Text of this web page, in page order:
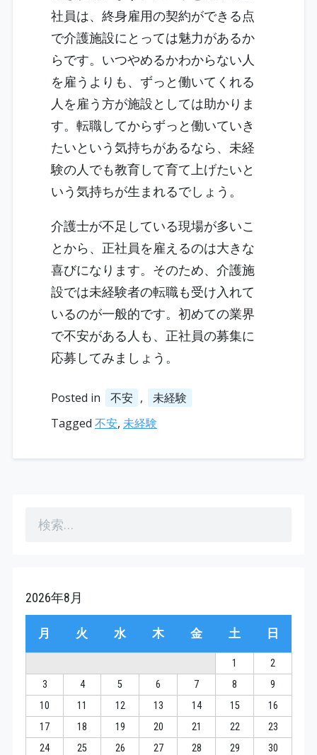
社員は、終身雇用の契約ができる点
で介護施設にとっては魅力があるか
らです。いつやめるかわからない人
を雇うよりも、ずっと働いてくれる
人を雇う方が施設としては助かりま
す。転職してからずっと働いていき
たいという気持ちがあるなら、未経
験の人でも教育して育て上げたいと
いう気持ちが生まれるでしょう。
介護士が不足している現場が多いこ
とから、正社員を雇えるのは大きな
喜びになります。そのため、介護施
設では未経験者の転職も受け入れて
いるのが一般的です。初めての業界
で不安がある人も、正社員の募集に
応募してみましょう。
Posted in 不安 ,
未経験
Tagged 不安, 未経験
2026年8月
月 火 水 木 金 土 日
1
2
3
4 5 6 7 8
9
10
11 12 13 14 15
16
17
18 19 20 21 22
23
24
25 26 27 28 29
30